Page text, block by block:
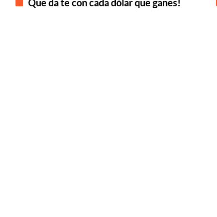
Que da te con cada dólar que ganes!